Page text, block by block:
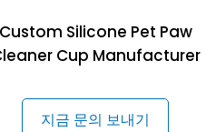
Silicone Pet Paw
Cup Manufacturer
지금 문의 보내기